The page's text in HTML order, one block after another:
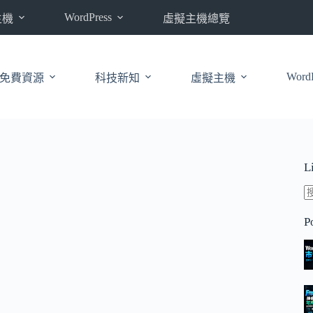
WordPress 虛擬主機總覽
免費資源 科技新知 虛擬主機